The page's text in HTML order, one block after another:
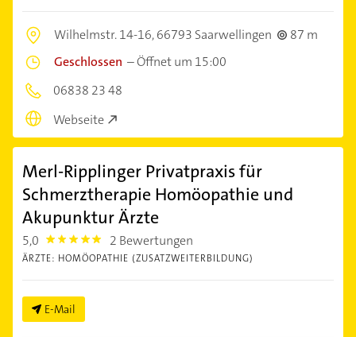
Wilhelmstr. 14-16,66793 Saarwellingen
87 m
Geschlossen –Öffnet um 15:00
06838 23 48
Webseite
Merl-Ripplinger Privatpraxis für
Schmerztherapie Homöopathie und
Akupunktur Ärzte
5,0 5.0 2 Bewertungen
ÄRZTE: HOMÖOPATHIE (ZUSATZWEITERBILDUNG)
E-Mail